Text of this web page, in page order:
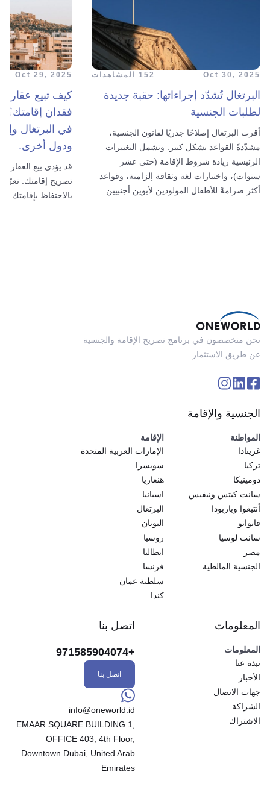
Oct 30, 2025 152 المشاهدات
البرتغال تُشدّد إجراءاتها: حقبة جديدة
لطلبات الجنسية
أقرت البرتغال إصلاحًا جذريًا لقانون الجنسية،
مشدّدةً القواعد بشكل كبير. وتشمل التغييرات
الرئيسية زيادة شروط الإقامة (حتى عشر
سنوات)، واختبارات لغة وثقافة إلزامية، وقواعد
أكثر صرامةً للأطفال المولودين لأبوين أجنبيين.
Oct 29, 2025
كيف تبيع
فقدان إقامتك؟
في البرتغال
ودول أخرى.
قد يؤدي بيع
تصريح إقامتك.
بالاحتفاظ بإقامتك
نحن متخصصون في برنامج تصريح الإقامة والجنسية
عن طريق الاستثمار.
الجنسية والإقامة
المواطنة
غرينادا
تركيا
دومينيكا
سانت كيتس ونيفيس
أنتيغوا وباربودا
فانواتو
سانت لوسيا
مصر
الجنسية المالطية
الإقامة
الإمارات العربية المتحدة
سويسرا
هنغاريا
اسبانيا
البرتغال
اليونان
روسيا
ايطاليا
فرنسا
سلطنة عمان
كندا
المعلومات
المعلومات
نبذة عنا
الأخبار
جهات الاتصال
الشراكة
الاشتراك
اتصل بنا
+971585904074
اتصل بنا
info@oneworld.id
EMAAR SQUARE BUILDING 1,
OFFICE 403, 4th Floor,
Downtown Dubai, United Arab
Emirates